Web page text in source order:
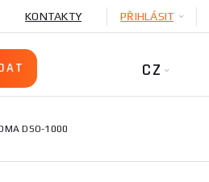
KONTAKTY PŘIHLÁSIT
CZ
DSO-1000